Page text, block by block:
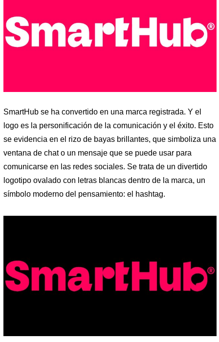
SmartHub se ha convertido en una marca registrada. Y el
logo es la personificación de la comunicación y el éxito. Esto
se evidencia en el rizo de bayas brillantes, que simboliza una
ventana de chat o un mensaje que se puede usar para
comunicarse en las redes sociales. Se trata de un divertido
logotipo ovalado con letras blancas dentro de la marca, un
símbolo moderno del pensamiento: el hashtag.